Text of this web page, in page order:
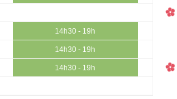
14h30 - 19h
14h30 - 19h
14h30 - 19h